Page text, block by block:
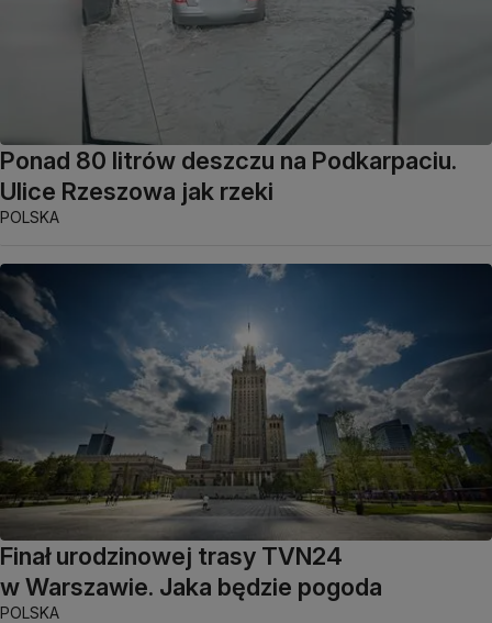
Ponad 80 litrów deszczu na Podkarpaciu.
Ulice Rzeszowa jak rzeki
POLSKA
Finał urodzinowej trasy TVN24
w Warszawie. Jaka będzie pogoda
POLSKA